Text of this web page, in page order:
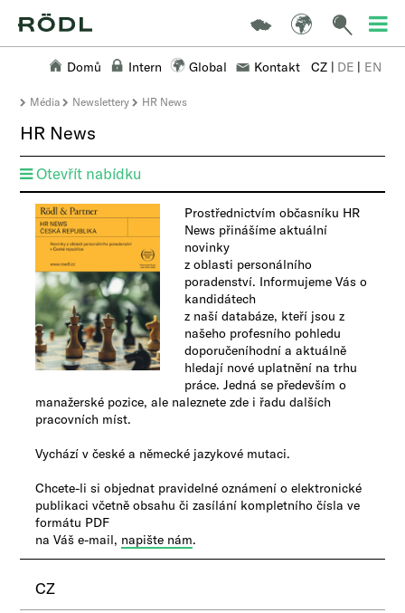
Domů Intern Global Kontakt CZ | DE | EN
Média Newslettery HR News
HR News
Otevřít nabídku
Prostřednictvím občasníku HR
News přinášíme aktuální
novinky
z oblasti personálního
poradenství. Informujeme Vás o
kandidátech
z naší databáze, kteří jsou z
našeho profesního pohledu
doporučeníhodní a aktuálně
hledají nové uplatnění na trhu
práce. Jedná se především o
manažerské pozice, ale naleznete zde i řadu dalších
pracovních míst.
Vychází v české a německé jazykové mutaci.
Chcete-li si objednat pravidelné oznámení o elektronické
publikaci včetně obsahu či zasílání kompletního čísla ve
formátu PDF
na Váš e-mail, napište nám.
CZ